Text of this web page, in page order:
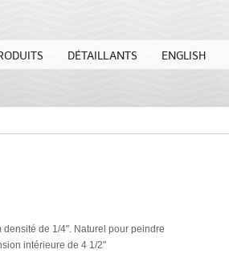
DÉTAILLANTS ENGLISH
de 1/4". Naturel pour peindre
intérieure de 4 1/2"